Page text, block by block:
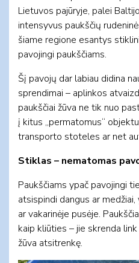
Lietuvos pajūryje, palei
intensyvus paukščių
šiame regione esantys
pavojingi paukščiams.
Šį pavojų dar labiau didina
sprendimai – aplinkos
paukščiai žūva ne tik nuo
į kitus „permatomus“
transporto stoteles ar net
Stiklas – nematomas
Paukščiams ypač pavojingi
atsispindi dangus ar
ar vakarinėje pusėje.
kaip kliūties – jie skrenda link
žūva atsitrenkę.